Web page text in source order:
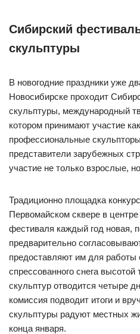
Сибирский
скульптуры
В новогодние праздники уже
Новосибирске проходит
скульптуры, международный
котором принимают участие
профессиональные
представители зарубежных
участие не только взрослые,
Традиционно площадка
Первомайском сквере в
фестиваля каждый год новая,
предварительно
предоставляют им для работы
спрессованного снега
скульптур отводится четыре
комиссия подводит итоги и
скульптуры радуют местных
конца января.